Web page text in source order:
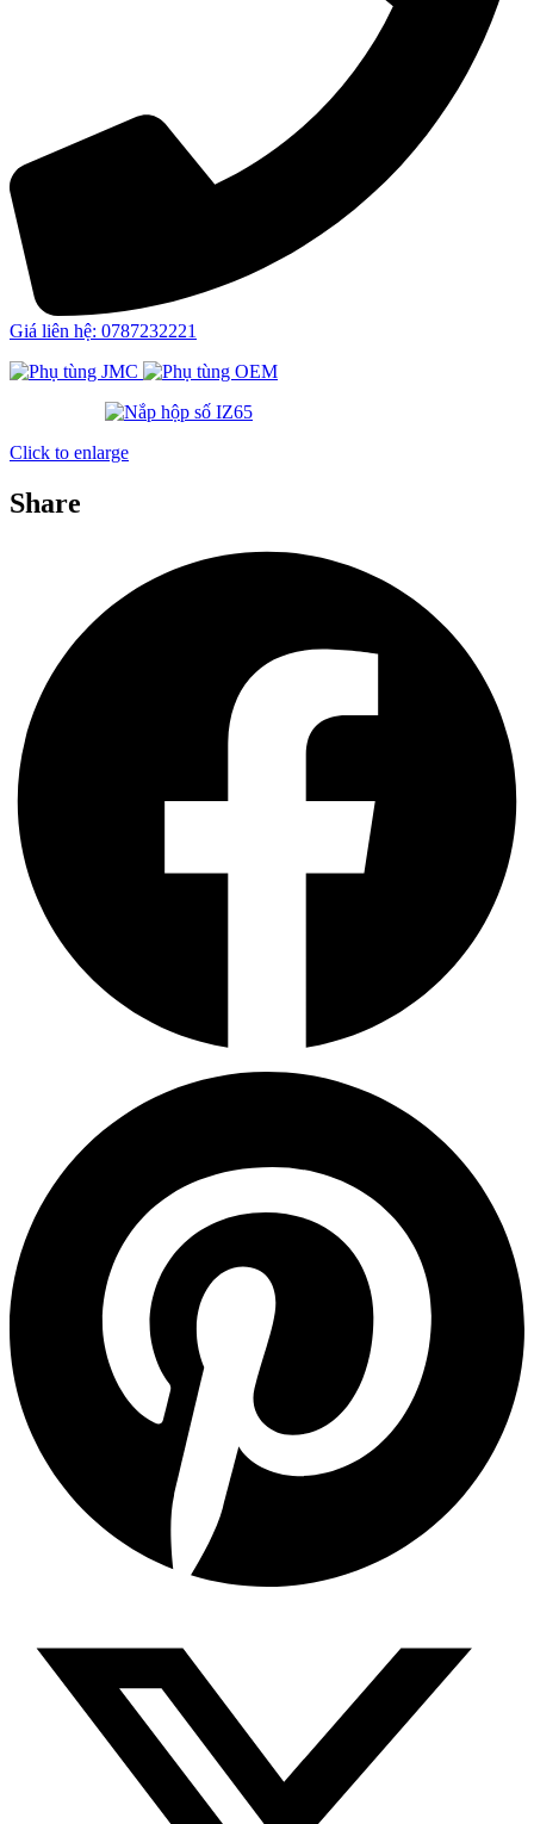
Giá liên hệ: 0787232221
Click to enlarge
Share